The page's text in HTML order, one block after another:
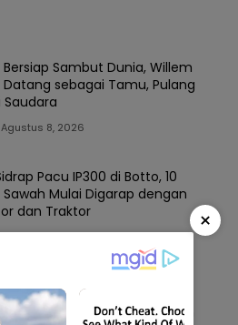
Bersiap Sambut Dunia, Willem
Datang sebagai Tamu, Pulang
Saudara
Agustus 8, 2026
Pacu IP300 di Botto, 10
Mulai Digarap dengan
dan Traktor
Agustus 7, 2026
Sidrap Sambangi Rektor UMS,
Kampus dan Kepolisian
×